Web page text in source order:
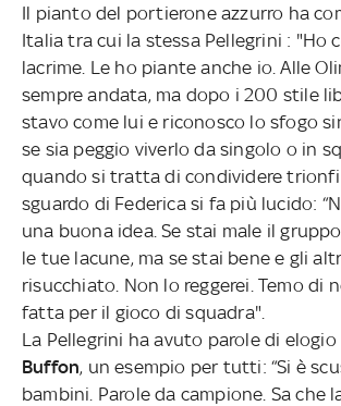
Il pianto del portierone azzurro ha
Italia tra cui la stessa Pellegrini : "Ho
lacrime. Le ho piante anche io. Alle
sempre andata, ma dopo i 200 stile
stavo come lui e riconosco lo sfogo
se sia peggio viverlo da singolo o in
quando si tratta di condividere
sguardo di Federica si fa più lucido:
una buona idea. Se stai male il
le tue lacune, ma se stai bene e gli
risucchiato. Non lo reggerei. Temo di
fatta per il gioco di squadra".
La Pellegrini ha avuto parole di elogio
Buffon, un esempio per tutti: “Si è
bambini. Parole da campione. Sa che